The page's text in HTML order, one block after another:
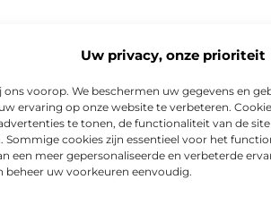
Uw privacy, onze prioriteit
voorop. We beschermen uw gegevens en
ervaring op onze website te verbeteren.
te tonen, de functionaliteit van de
Sommige cookies zijn essentieel voor het
een meer gepersonaliseerde en verbeterde
beheer uw voorkeuren eenvoudig.